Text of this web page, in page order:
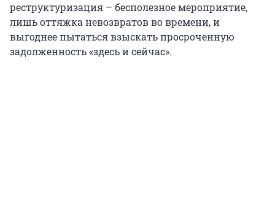
реструктуризация – бесполезное мероприятие,
лишь оттяжка невозвратов во времени, и
выгоднее пытаться взыскать просроченную
задолженность «здесь и сейчас».